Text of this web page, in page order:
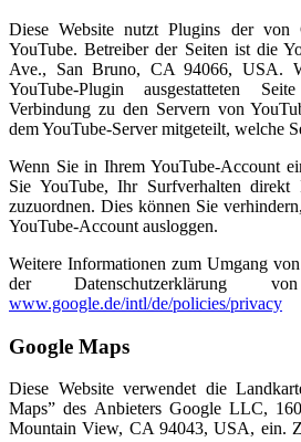
Diese Website nutzt Plugins der von
YouTube. Betreiber der Seiten ist die
Ave., San Bruno, CA 94066, USA.
YouTube-Plugin ausgestatteten
Verbindung zu den Servern von
dem YouTube-Server mitgeteilt, welche
Wenn Sie in Ihrem YouTube-Account
Sie YouTube, Ihr Surfverhalten direkt
zuzuordnen. Dies können Sie
YouTube-Account ausloggen.
Weitere Informationen zum Umgang
der Datenschutzerklärung
www.google.de/intl/de/policies/privacy
Google Maps
Diese Website verwendet die
Maps” des Anbieters Google LLC,
Mountain View, CA 94043, USA, ein.